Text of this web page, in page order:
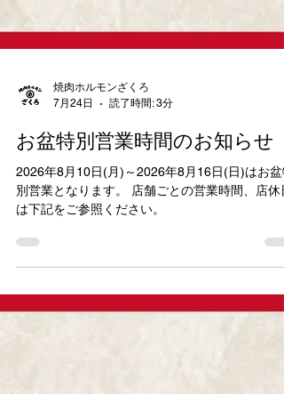
7月24日
読了時間: 3分
お盆特別営業時間のお知らせ
2026年8月10日(月)～2026年8月16日(日)はお盆
は下記をご参照ください。